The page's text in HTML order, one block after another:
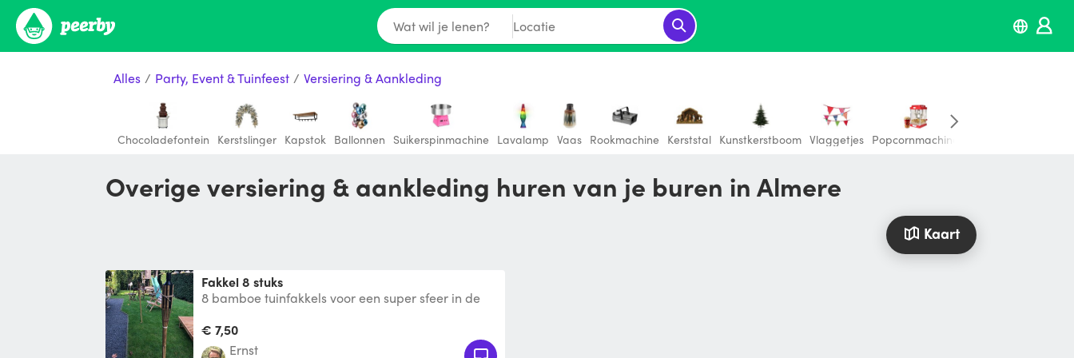
Wat wil je lenen? Locatie
Alles / Party, Event & Tuinfeest / Versiering & Aankleding
Chocoladefontein Kerstslinger Kapstok Ballonnen Suikerspinmachine Lavalamp Vaas Rookmachine Kerststal Kunstkerstboom Vlaggetjes Popcornmachine
Overige versiering & aankleding huren van je buren in Almere
Kaart
Fakkel 8 stuks
8 bamboe tuinfakkels voor een super sfeer in de
€ 7,50
Ernst